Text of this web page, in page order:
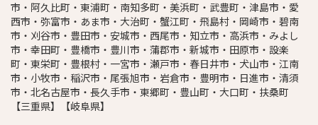
市・阿久比町・東浦町・南知多町・美浜町・武豊町・津島市・愛
西市・弥富市・あま市・大治町・蟹江町・飛島村・岡崎市・碧南
市・刈谷市・豊田市・安城市・西尾市・知立市・高浜市・みよし
市・幸田町・豊橋市・豊川市・蒲郡市・新城市・田原市・設楽
町・東栄町・豊根村・一宮市・瀬戸市・春日井市・犬山市・江南
市・小牧市・稲沢市・尾張旭市・岩倉市・豊明市・日進市・清須
市・北名古屋市・長久手市・東郷町・豊山町・大口町・扶桑町
【三重県】【岐阜県】